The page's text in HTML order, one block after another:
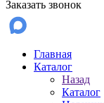
Заказать звонок
Главная
Каталог
Назад
Каталог